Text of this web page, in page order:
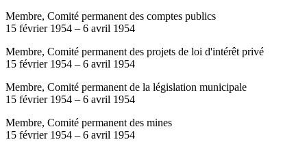
Membre, Comité permanent des comptes publics
15 février 1954 – 6 avril 1954
Membre, Comité permanent des projets de loi d'intérêt privé
15 février 1954 – 6 avril 1954
Membre, Comité permanent de la législation municipale
15 février 1954 – 6 avril 1954
Membre, Comité permanent des mines
15 février 1954 – 6 avril 1954